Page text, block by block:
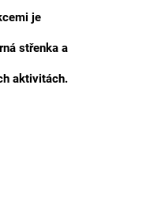
je
střenka a
aktivitách.